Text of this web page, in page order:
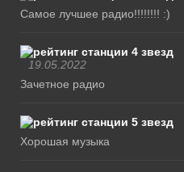
Самое лучшее радио!!!!!!!! :)
19.05.2022
Зачетное радио
Хорошая музыка